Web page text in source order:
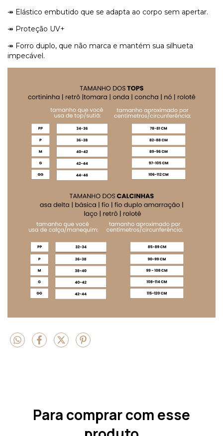
↠ Elástico embutido que se adapta ao corpo sem apertar.
↠ Proteção UV+
↠ Forro duplo, que não marca e mantém sua silhueta
impecável.
Para comprar com esse